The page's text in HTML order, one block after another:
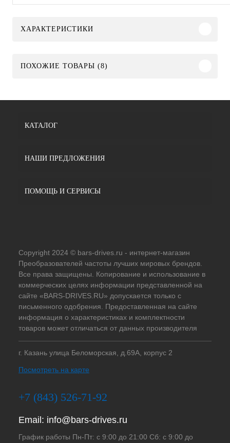
ХАРАКТЕРИСТИКИ
ПОХОЖИЕ ТОВАРЫ (8)
КАТАЛОГ
НАШИ ПРЕДЛОЖЕНИЯ
ПОМОЩЬ И СЕРВИСЫ
Copyright 2024 © bars-drives.ru - интернет-магазин
Преобразователей частоты лучших мировых брендов.
Все права защищены. Копирование и использование в
коммерческих целях информации представленной на
сайте «BARS-DRIVES.RU» допускается только с
письменного одобрения. Предоставленная на сайте
информация о характеристиках и комплектности
товаров может отличаться от данных производителя
г. Казань улица Беломорская, д.69А, корпус 2
Посмотреть на карте
+7 (843) 526-71-92
Email: info@bars-drives.ru
График работы Пн-Пт: с 9:00 до 21:00 Сб: с 9:00 до